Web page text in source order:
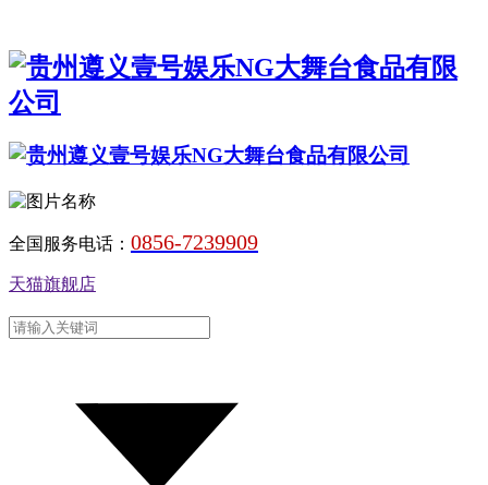
全国服务电话： 0856-7239909
天猫旗舰店